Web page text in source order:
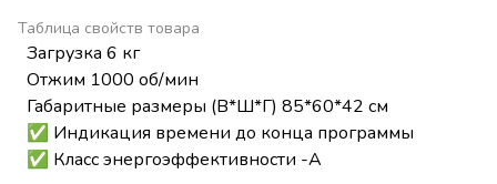
Таблица свойств товара
Загрузка 6 кг
Отжим 1000 об/мин
Габаритные размеры (В*Ш*Г) 85*60*42 см
✅ Индикация времени до конца программы
✅ Класс энергоэффективности -А